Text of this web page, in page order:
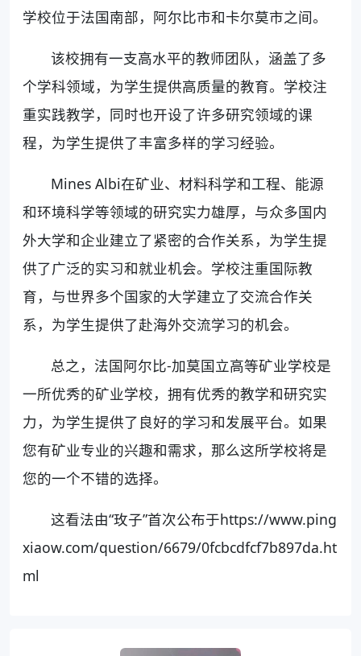
学校位于法国南部，阿尔比市和卡尔莫市之间。
该校拥有一支高水平的教师团队，涵盖了多
个学科领域，为学生提供高质量的教育。学校注
重实践教学，同时也开设了许多研究领域的课
程，为学生提供了丰富多样的学习经验。
Mines Albi在矿业、材料科学和工程、能源
和环境科学等领域的研究实力雄厚，与众多国内
外大学和企业建立了紧密的合作关系，为学生提
供了广泛的实习和就业机会。学校注重国际教
育，与世界多个国家的大学建立了交流合作关
系，为学生提供了赴海外交流学习的机会。
总之，法国阿尔比-加莫国立高等矿业学校是
一所优秀的矿业学校，拥有优秀的教学和研究实
力，为学生提供了良好的学习和发展平台。如果
您有矿业专业的兴趣和需求，那么这所学校将是
您的一个不错的选择。
这看法由“玫子”首次公布于https://www.ping
xiaow.com/question/6679/0fcbcdfcf7b897da.ht
ml